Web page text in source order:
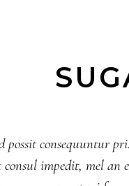
consequuntur
impedit, mel